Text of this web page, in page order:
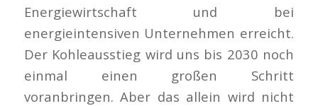
Energiewirtschaft und bei
energieintensiven Unternehmen erreicht.
Der Kohleausstieg wird uns bis 2030 noch
einmal einen großen Schritt
voranbringen. Aber das allein wird nicht